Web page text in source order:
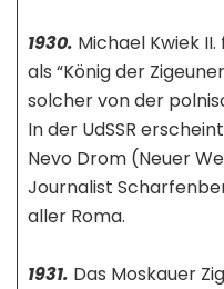
1930. Michael Kwiek
als “König der
solcher von der
In der UdSSR
Nevo Drom (Neuer
Journalist
aller Roma.
1931. Das Moskauer